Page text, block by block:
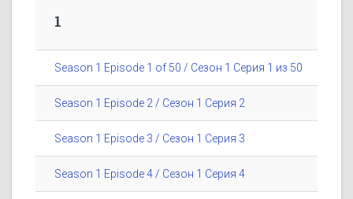
1
Season 1 Episode 1 of 50 / Сезон 1 Серия 1 из 50
Season 1 Episode 2 / Сезон 1 Серия 2
Season 1 Episode 3 / Сезон 1 Серия 3
Season 1 Episode 4 / Сезон 1 Серия 4